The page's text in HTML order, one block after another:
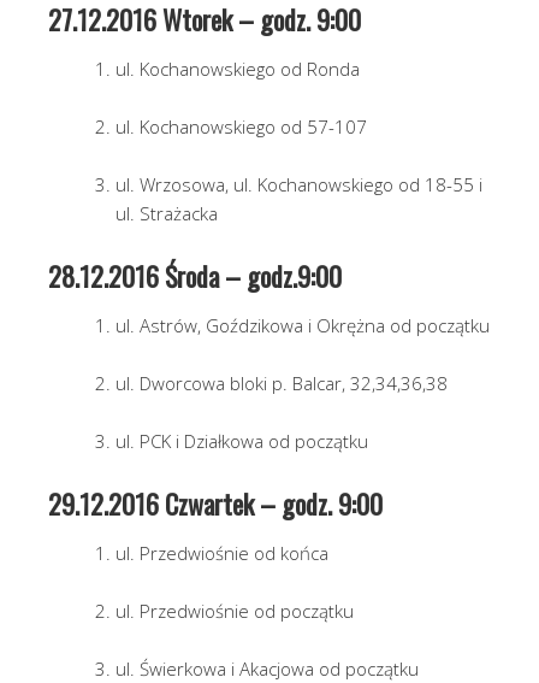
27.12.2016 Wtorek – godz. 9:00
ul. Kochanowskiego od Ronda
ul. Kochanowskiego od 57-107
ul. Wrzosowa, ul. Kochanowskiego od 18-55 i
ul. Strażacka
28.12.2016 Środa – godz.9:00
ul. Astrów, Goździkowa i Okrężna od początku
ul. Dworcowa bloki p. Balcar, 32,34,36,38
ul. PCK i Działkowa od początku
29.12.2016 Czwartek – godz. 9:00
ul. Przedwiośnie od końca
ul. Przedwiośnie od początku
ul. Świerkowa i Akacjowa od początku